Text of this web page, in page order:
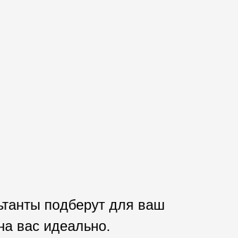
подберут для ваш
вас идеально.